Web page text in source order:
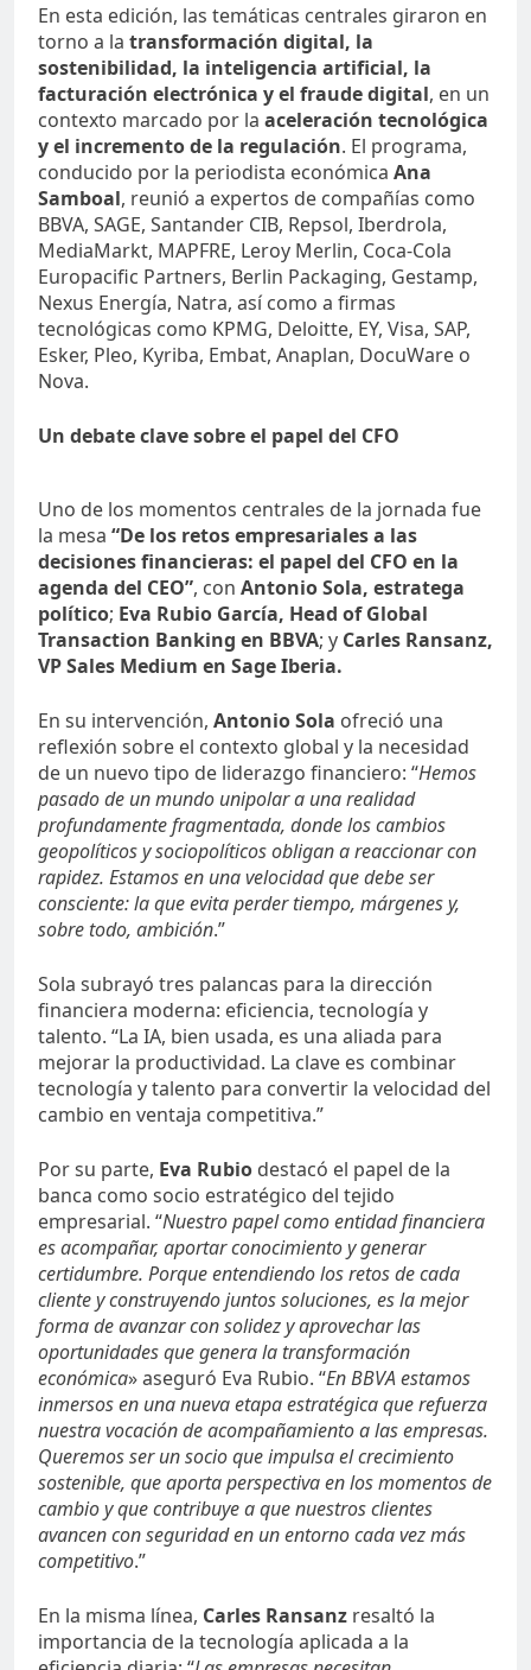
En esta edición, las temáticas centrales giraron en
torno a la transformación digital, la
sostenibilidad, la inteligencia artificial, la
facturación electrónica y el fraude digital, en un
contexto marcado por la aceleración tecnológica
y el incremento de la regulación. El programa,
conducido por la periodista económica Ana
Samboal, reunió a expertos de compañías como
BBVA, SAGE, Santander CIB, Repsol, Iberdrola,
MediaMarkt, MAPFRE, Leroy Merlin, Coca-Cola
Europacific Partners, Berlin Packaging, Gestamp,
Nexus Energía, Natra, así como a firmas
tecnológicas como KPMG, Deloitte, EY, Visa, SAP,
Esker, Pleo, Kyriba, Embat, Anaplan, DocuWare o
Nova.
Un debate clave sobre el papel del CFO
Uno de los momentos centrales de la jornada fue
la mesa “De los retos empresariales a las
decisiones financieras: el papel del CFO en la
agenda del CEO”, con Antonio Sola, estratega
político; Eva Rubio García, Head of Global
Transaction Banking en BBVA; y Carles Ransanz,
VP Sales Medium en Sage Iberia.
En su intervención, Antonio Sola ofreció una
reflexión sobre el contexto global y la necesidad
de un nuevo tipo de liderazgo financiero: “Hemos
pasado de un mundo unipolar a una realidad
profundamente fragmentada, donde los cambios
geopolíticos y sociopolíticos obligan a reaccionar con
rapidez. Estamos en una velocidad que debe ser
consciente: la que evita perder tiempo, márgenes y,
sobre todo, ambición.”
Sola subrayó tres palancas para la dirección
financiera moderna: eficiencia, tecnología y
talento. “La IA, bien usada, es una aliada para
mejorar la productividad. La clave es combinar
tecnología y talento para convertir la velocidad del
cambio en ventaja competitiva.”
Por su parte, Eva Rubio destacó el papel de la
banca como socio estratégico del tejido
empresarial. “Nuestro papel como entidad financiera
es acompañar, aportar conocimiento y generar
certidumbre. Porque entendiendo los retos de cada
cliente y construyendo juntos soluciones, es la mejor
forma de avanzar con solidez y aprovechar las
oportunidades que genera la transformación
económica» aseguró Eva Rubio. “En BBVA estamos
inmersos en una nueva etapa estratégica que refuerza
nuestra vocación de acompañamiento a las empresas.
Queremos ser un socio que impulsa el crecimiento
sostenible, que aporta perspectiva en los momentos de
cambio y que contribuye a que nuestros clientes
avancen con seguridad en un entorno cada vez más
competitivo.”
En la misma línea, Carles Ransanz resaltó la
importancia de la tecnología aplicada a la